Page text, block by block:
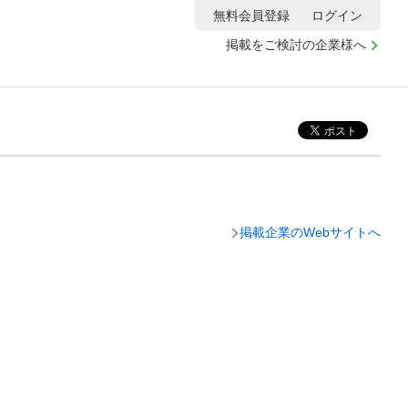
掲載をご検討の企業様へ
無料会員登録 ログイン
掲載企業のWebサイトへ